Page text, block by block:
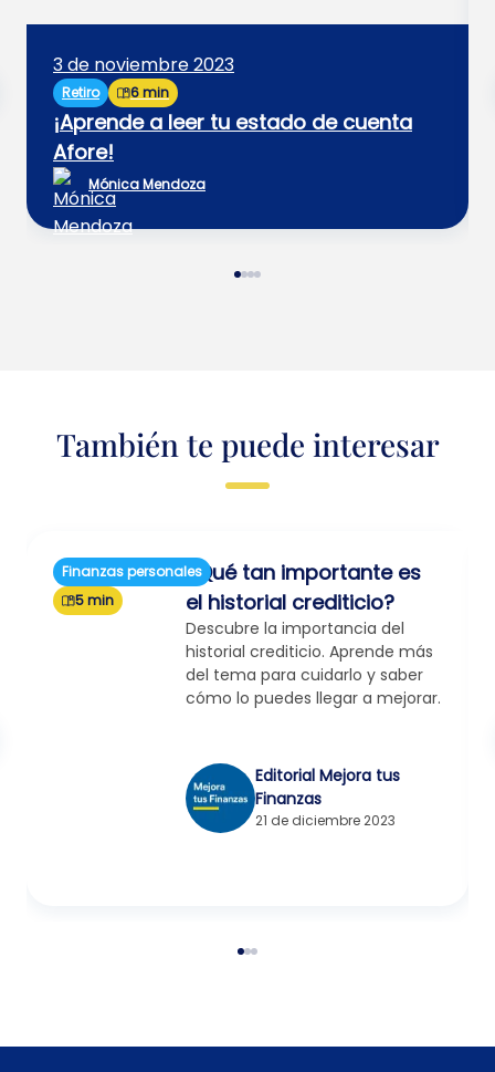
3 de noviembre 2023
Retiro 6 min
¡Aprende a leer tu estado de cuenta
Afore!
Mónica Mendoza
También te puede interesar
Finanzas personales
5 min
¿Qué tan importante es
el historial crediticio?
Descubre la importancia del
historial crediticio. Aprende más
del tema para cuidarlo y saber
cómo lo puedes llegar a mejorar.
Editorial Mejora tus
Finanzas
21 de diciembre 2023